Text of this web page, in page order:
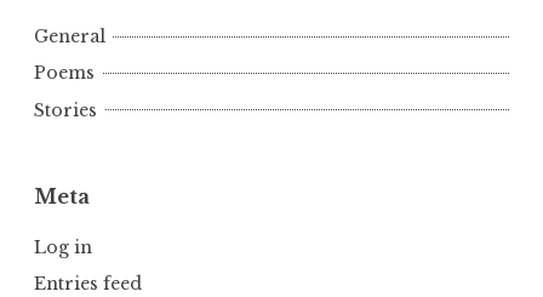
General
Poems
Stories
Meta
Log in
Entries feed